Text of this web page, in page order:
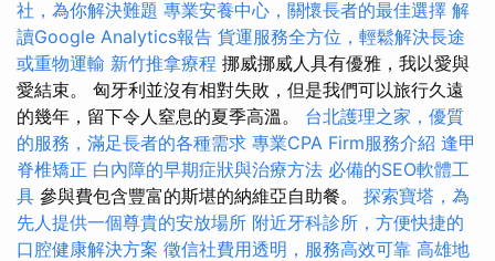
社，為你解決難題 專業安養中心，關懷長者的最佳選擇 解
讀Google Analytics報告 貨運服務全方位，輕鬆解決長途
或重物運輸 新竹推拿療程 挪威挪威人具有優雅，我以愛與
愛結束。 匈牙利並沒有相對失敗，但是我們可以旅行久遠
的幾年，留下令人窒息的夏季高溫。 台北護理之家，優質
的服務，滿足長者的各種需求 專業CPA Firm服務介紹 逢甲
脊椎矯正 白內障的早期症狀與治療方法 必備的SEO軟體工
具 參與費包含豐富的斯堪的納維亞自助餐。 探索寶塔，為
先人提供一個尊貴的安放場所 附近牙科診所，方便快捷的
口腔健康解決方案 徵信社費用透明，服務高效可靠 高雄地